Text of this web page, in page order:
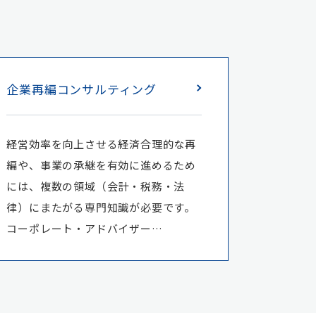
企業再編コンサルティング
経営効率を向上させる経済合理的な再
編や、事業の承継を有効に進めるため
には、複数の領域（会計・税務・法
律）にまたがる専門知識が必要です。
コーポレート・アドバイザー…